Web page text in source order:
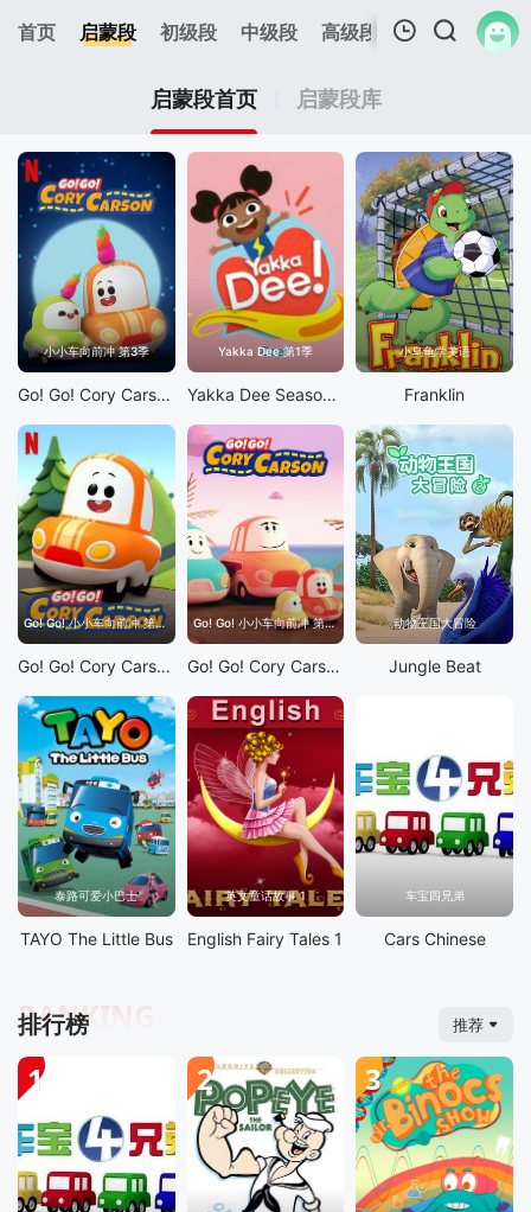
首页 启蒙段 初级段 中级段 高级段 今日更新
0
热
我的观影记录
暂无观看影片的记录
启蒙段首页 启蒙段库
小小车向前冲 第3季
Go! Go! Cory Carson S3
Yakka Dee 第1季
Yakka Dee Season 1
小乌龟学美语
Franklin
Go! Go! 小小车向前冲 第1季
Go! Go! Cory Carson S1
Go! Go! 小小车向前冲 第2季
Go! Go! Cory Carson S2
动物王国大冒险
Jungle Beat
泰路可爱小巴士
TAYO The Little Bus
英文童话故事 1
English Fairy Tales 1
车宝四兄弟
Cars Chinese
排行榜
RANKING 推荐
1 2 3